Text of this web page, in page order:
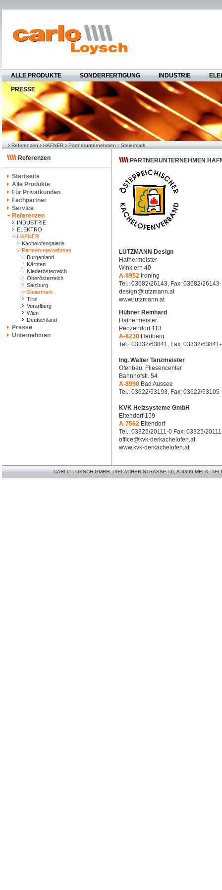
ALLE PRODUKTE SONDERFERTIGUNG INDUSTRIE
PRESSE
Referenzen HAFNER Partnerunternehmen Steiermark
Referenzen
Startseite
Alle Produkte
Für Privatkunden
Fachpartner
Service
Referenzen
INDUSTRIE
ELEKTRO
HAFNER
Kachelofengalerie
Partnerunternehmen
Burgenland
Kärnten
Niederösterreich
Oberösterreich
Salzburg
Steiermark
Tirol
Vorarlberg
Wien
Deutschland
Presse
Unternehmen
PARTNERUNTERNEHMEN
LUTZMANN Design
Hafnermeister
Winklern 40
A-8952 Irdning
Tel.: 03682/26143, Fax: 03682/
design@lutzmann.at
www.lutzmann.at
Hübner Reinhard
Hafnermeister
Penzendorf 113
A-8230 Hartberg
Tel.: 03332/63841, Fax: 03332/
Ing. Walter Tanzmeister
Ofenbau, Fliesencenter
Bahnhofstr. 54
A-8990 Bad Aussee
Tel.: 03622/53193, Fax: 03622/53105
KVK Heizsysteme GmbH
Eltendorf 159
A-7562 Eltendorf
Tel.: 03325/20111-0 Fax: 03325/
office@kvk-derkachelofen.at
www.kvk-derkachelofen.at
CARLO-LOYSCH GMBH. PIELACHER STRASSE 50, A-3390 MELK.